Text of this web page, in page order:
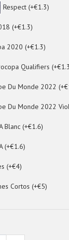
Respect (+€1.3)
(+€1.3)
2020 (+€1.3)
Qualifiers
Du Monde 2022
Du Monde 2022
Blanc (+€1.6)
(+€1.6)
(+€4)
Cortos (+€5)